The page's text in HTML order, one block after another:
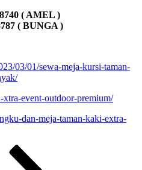
( AMEL )
( BUNGA )
03/01/sewa-meja-kursi-taman-
xtra-event-outdoor-premium/
dan-meja-taman-kaki-extra-